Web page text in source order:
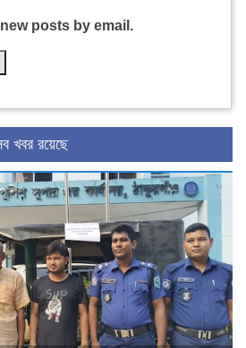
posts by email.
খবর রয়েছে